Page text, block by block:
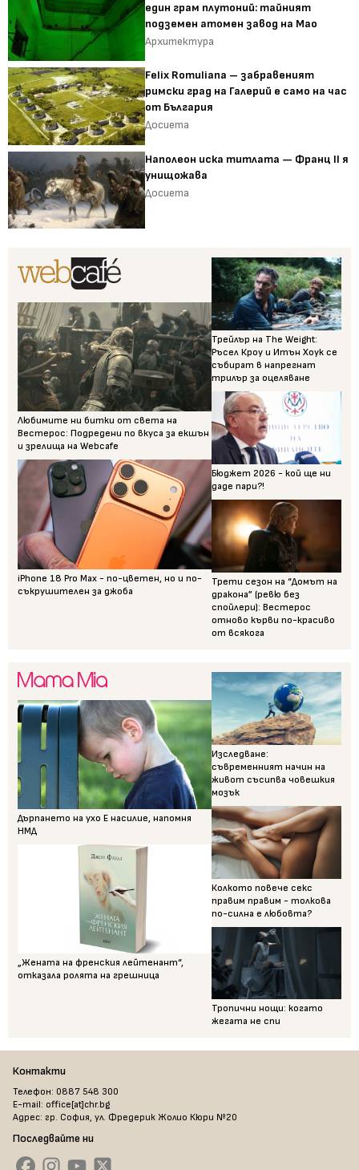
един грам плутоний: тайният
подземен атомен завод на Мао
Архитектура
Felix Romuliana – забравеният
римски град на Галерий е само на час
от България
Досиета
Наполеон иска титлата — Франц II я
унищожава
Досиета
Любимите ни битки от света на
Вестерос: Подредени по вкуса за екшън
и зрелища на Webcafe
iPhone 18 Pro Max - по-цветен, но и по-
съкрушителен за джоба
Трейлър на The Weight:
Ръсел Кроу и Итън Хоук се
събират в напрегнат
трилър за оцеляване
Бюджет 2026 - кой ще ни
даде пари?!
Трети сезон на “Домът на
дракона” (ревю без
спойлери): Вестерос
отново кърви по-красиво
от всякога
Дърпането на ухо Е насилие, напомня
НМД
„Жената на френския лейтенант“,
отказала ролята на грешница
Изследване:
съвременният начин на
живот съсипва човешкия
мозък
Колкото повече секс
правим правим - толкова
по-силна е любовта?
Тропични нощи: когато
жегата не спи
Контакти
Телефон: 0887 548 300
E-mail: office[at]chr.bg
Адрес: гр. София, ул. Фредерик Жолио Кюри №20
Последвайте ни